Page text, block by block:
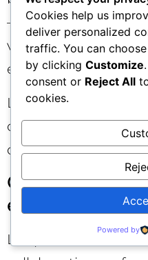
– Landing : version «
vs « convert »
évaluer la
L’objectif n’est pas
créa » en absolu,
dans ce contexte IA
Ce que cela
équipes
Les publicités
Cookies help us
deliver personalized
traffic. You can
by clicking Customize
consent or Reject All
cookies.
Powered by